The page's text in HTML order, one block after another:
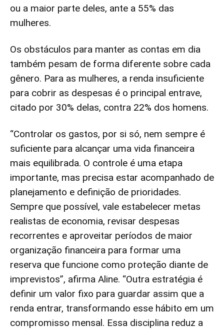
ou a maior parte deles, ante a 55% das
mulheres.
Os obstáculos para manter as contas em dia
também pesam de forma diferente sobre cada
gênero. Para as mulheres, a renda insuficiente
para cobrir as despesas é o principal entrave,
citado por 30% delas, contra 22% dos homens.
“Controlar os gastos, por si só, nem sempre é
suficiente para alcançar uma vida financeira
mais equilibrada. O controle é uma etapa
importante, mas precisa estar acompanhado de
planejamento e definição de prioridades.
Sempre que possível, vale estabelecer metas
realistas de economia, revisar despesas
recorrentes e aproveitar períodos de maior
organização financeira para formar uma
reserva que funcione como proteção diante de
imprevistos”, afirma Aline. “Outra estratégia é
definir um valor fixo para guardar assim que a
renda entrar, transformando esse hábito em um
compromisso mensal. Essa disciplina reduz a